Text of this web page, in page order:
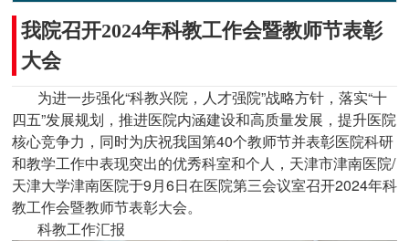
我院召开2024年科教工作会暨教师节表彰
大会
为进一步强化“科教兴院，人才强院”战略方针，落实“十
四五”发展规划，推进医院内涵建设和高质量发展，提升医院
核心竞争力，同时为庆祝我国第40个教师节并表彰医院科研
和教学工作中表现突出的优秀科室和个人，天津市津南医院/
天津大学津南医院于9月6日在医院第三会议室召开2024年科
教工作会暨教师节表彰大会。
科教工作汇报